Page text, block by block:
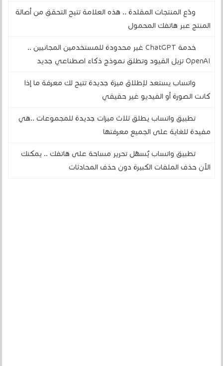
ودّع المنتجات المقلدة .. هذه العلامة تتيح التحقق من أصالة
المنتج عبر هاتفك المحمول
خدمة ChatGPT غير محدودة للمستخدمين المجانيين ..
OpenAI تزيل القيود وتطلق نموذج ذكاء اصطناعي جديد
واتساب يستعد لإطلاق ميزة جديدة تتيح لك معرفة ما إذا
كانت الصورة أو الفيديو غير حقيقي
تطبيق واتساب يطلق ثلاث ميزات جديدة للمجموعات ..هي
مفيدة للغاية على الجميع معرفتها
تطبيق واتساب يُسهّل تحرير مساحة على هاتفك .. يمكنك
الآن حذف الملفات الكبيرة دون حذف المحادثات